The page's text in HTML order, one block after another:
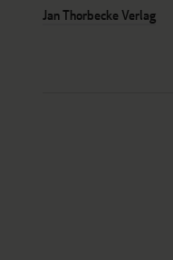
Jan Thorbecke Verlag